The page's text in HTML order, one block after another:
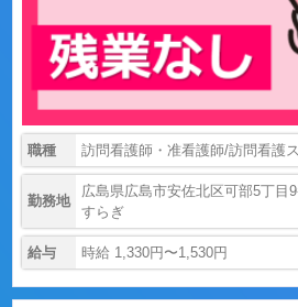
職種 訪問看護師・准看護師/訪問看護
勤務地
広島県広島市安佐北区可部5丁目
すらぎ
給与 時給 1,330円〜1,530円